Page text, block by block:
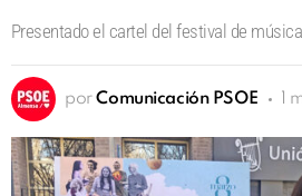
Presentado el cartel del festival de
por Comunicación PSOE 1